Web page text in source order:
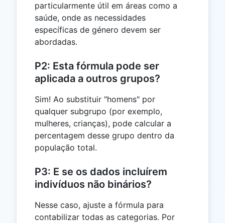
particularmente útil em áreas como a
saúde, onde as necessidades
específicas de género devem ser
abordadas.
P2: Esta fórmula pode ser
aplicada a outros grupos?
Sim! Ao substituir "homens" por
qualquer subgrupo (por exemplo,
mulheres, crianças), pode calcular a
percentagem desse grupo dentro da
população total.
P3: E se os dados incluírem
indivíduos não binários?
Nesse caso, ajuste a fórmula para
contabilizar todas as categorias. Por